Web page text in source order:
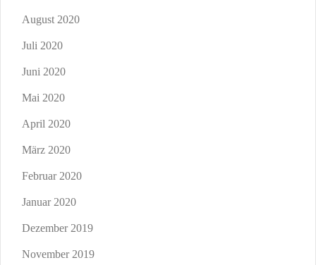
August 2020
Juli 2020
Juni 2020
Mai 2020
April 2020
März 2020
Februar 2020
Januar 2020
Dezember 2019
November 2019